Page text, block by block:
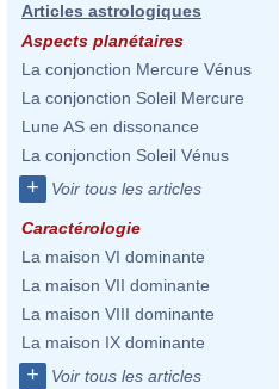
Articles astrologiques
Aspects planétaires
La conjonction Mercure Vénus
La conjonction Soleil Mercure
Lune AS en dissonance
La conjonction Soleil Vénus
+ Voir tous les articles
Caractérologie
La maison VI dominante
La maison VII dominante
La maison VIII dominante
La maison IX dominante
+ Voir tous les articles